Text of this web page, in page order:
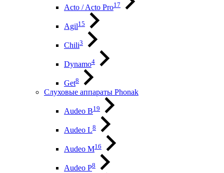
Acto / Acto Pro17
Agil15
Chili3
Dynamo4
Get8
Слуховые аппараты Phonak
Audeo B19
Audeo L8
Audeo М16
Audeo P8